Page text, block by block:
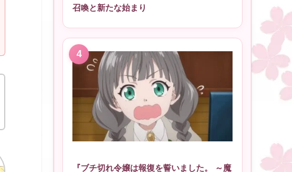
召喚と新たな始まり
『ブチ切れ令嬢は報復を誓いました。 ～魔